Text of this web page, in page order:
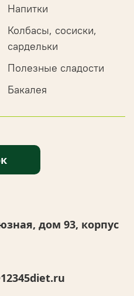
Напитки
Колбасы, сосиски,
сардельки
Полезные сладости
Бакалея
дом 93, корпус